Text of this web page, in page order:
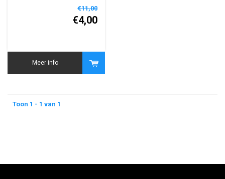
€11,00
€4,00
Meer info
Toon 1 - 1 van 1